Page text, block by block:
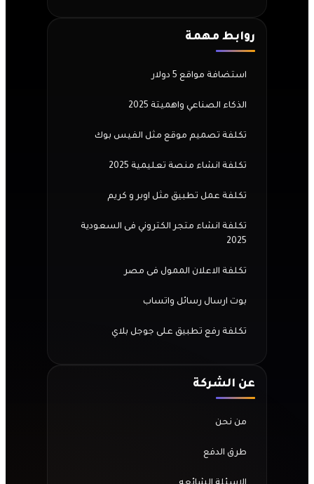
روابط مهمة
استضافة مواقع 5 دولار
الذكاء الصناعي واهميتة 2025
تكلفة تصميم موقع مثل الفيس بوك
تكلفة انشاء منصة تعليمية 2025
تكلفة عمل تطبيق مثل اوبر و كريم
تكلفة انشاء متجر الكتروني فى السعودية
2025
تكلفة الاعلان الممول فى مصر
بوت ارسال رسائل واتساب
تكلفة رفع تطبيق على جوجل بلاي
عن الشركة
من نحن
طرق الدفع